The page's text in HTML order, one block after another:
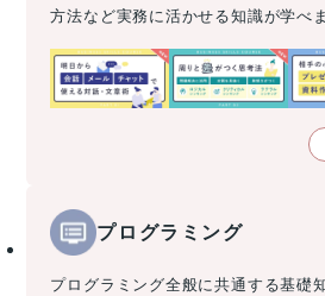
方法など実務に活かせる知識が学べま
プログラミング
プログラミング全般に共通する基礎